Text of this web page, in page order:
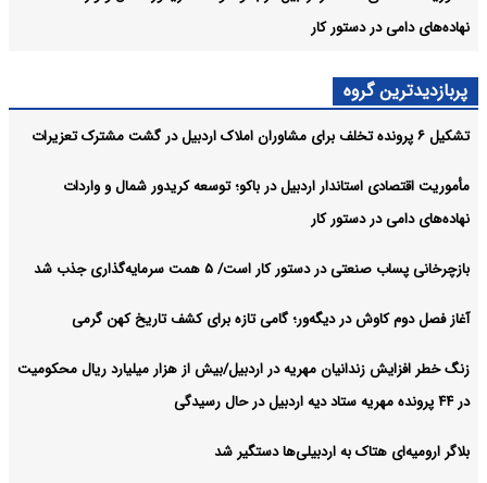
نهاده‌های دامی در دستور کار
پربازدیدترین گروه
تشکیل ۶ پرونده تخلف برای مشاوران املاک اردبیل در گشت مشترک تعزیرات
مأموریت اقتصادی استاندار اردبیل در باکو؛ توسعه کریدور شمال و واردات
نهاده‌های دامی در دستور کار
بازچرخانی پساب صنعتی در دستور کار است/ ۵ همت سرمایه‌گذاری جذب شد
آغاز فصل دوم کاوش در دیگه‌ور؛ گامی تازه برای کشف تاریخ کهن گرمی
زنگ خطر افزایش زندانیان مهریه در اردبیل/بیش از هزار میلیارد ریال محکومیت
در ۴۴ پرونده مهریه ستاد دیه اردبیل در حال رسیدگی
بلاگر ارومیه‌ای هتاک به اردبیلی‌ها دستگیر شد